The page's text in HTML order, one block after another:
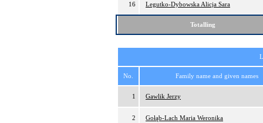
16 Legutko-Dybowska Alicja Sara
Totalling
No. Family name and given names
1 Gawlik Jerzy
2 Gołąb-Lach Maria Weronika